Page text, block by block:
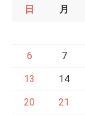
日 月
6 7
13 14
20 21